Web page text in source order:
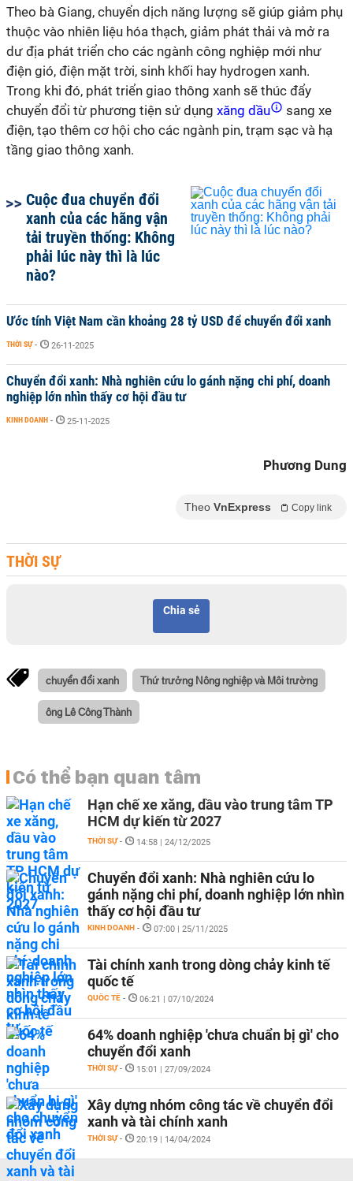
Theo bà Giang, chuyển dịch năng lượng sẽ giúp giảm phụ
thuộc vào nhiên liệu hóa thạch, giảm phát thải và mở ra
dư địa phát triển cho các ngành công nghiệp mới như
điện gió, điện mặt trời, sinh khối hay hydrogen xanh.
Trong khi đó, phát triển giao thông xanh sẽ thúc đẩy
chuyển đổi từ phương tiện sử dụng xăng dầu
sang xe
điện, tạo thêm cơ hội cho các ngành pin, trạm sạc và hạ
tầng giao thông xanh.
Cuộc đua chuyển đổi
xanh của các hãng vận
tải truyền thống: Không
phải lúc này thì là lúc
nào?
Ước tính Việt Nam cần khoảng 28 tỷ USD để chuyển đổi xanh
THỜI SỰ - 26-11-2025
Chuyển đổi xanh: Nhà nghiên cứu lo gánh nặng chi phí, doanh
nghiệp lớn nhìn thấy cơ hội đầu tư
KINH DOANH - 25-11-2025
Phương Dung
Theo VnExpress Copy link
THỜI SỰ
Chia sẻ
chuyển đổi xanh Thứ trưởng Nông nghiệp và Môi trường
ông Lê Công Thành
Có thể bạn quan tâm
Hạn chế xe xăng, dầu vào trung tâm TP
HCM dự kiến từ 2027
THỜI SỰ - 14:58 | 24/12/2025
Chuyển đổi xanh: Nhà nghiên cứu lo
gánh nặng chi phí, doanh nghiệp lớn nhìn
thấy cơ hội đầu tư
KINH DOANH - 07:00 | 25/11/2025
Tài chính xanh trong dòng chảy kinh tế
quốc tế
QUỐC TẾ - 06:21 | 07/10/2024
64% doanh nghiệp 'chưa chuẩn bị gì' cho
chuyển đổi xanh
THỜI SỰ - 15:01 | 27/09/2024
Xây dựng nhóm công tác về chuyển đổi
xanh và tài chính xanh
THỜI SỰ - 20:19 | 14/04/2024